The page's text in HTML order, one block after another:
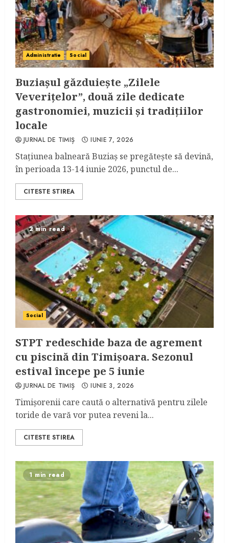
Administratie Social
Buziașul găzduiește „Zilele
Veverițelor”, două zile dedicate
gastronomiei, muzicii și tradițiilor
locale
JURNAL DE TIMIȘ IUNIE 7, 2026
Stațiunea balneară Buziaș se pregătește să devină,
în perioada 13-14 iunie 2026, punctul de...
CITESTE STIREA
2 min read
Social
STPT redeschide baza de agrement
cu piscină din Timișoara. Sezonul
estival începe pe 5 iunie
JURNAL DE TIMIȘ IUNIE 3, 2026
Timișorenii care caută o alternativă pentru zilele
toride de vară vor putea reveni la...
CITESTE STIREA
1 min read